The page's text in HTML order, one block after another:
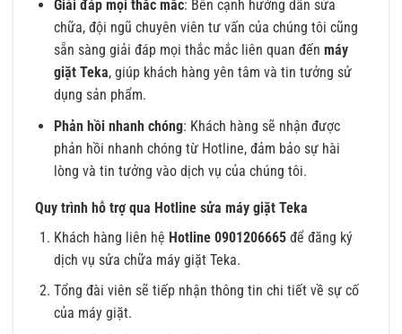
Giải đáp mọi thắc mắc: Bên cạnh hướng dẫn sửa
chữa, đội ngũ chuyên viên tư vấn của chúng tôi cũng
sẵn sàng giải đáp mọi thắc mắc liên quan đến máy
giặt Teka, giúp khách hàng yên tâm và tin tưởng sử
dụng sản phẩm.
Phản hồi nhanh chóng: Khách hàng sẽ nhận được
phản hồi nhanh chóng từ Hotline, đảm bảo sự hài
lòng và tin tưởng vào dịch vụ của chúng tôi.
Quy trình hỗ trợ qua Hotline sửa máy giặt Teka
Khách hàng liên hệ Hotline 0901206665để đăng ký
dịch vụ sửa chữa máy giặt Teka.
Tổng đài viên sẽ tiếp nhận thông tin chi tiết về sự cố
của máy giặt.